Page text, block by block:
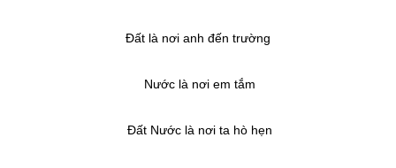
Đất là nơi anh đến trường
Nước là nơi em tắm
Đất Nước là nơi ta hò hẹn